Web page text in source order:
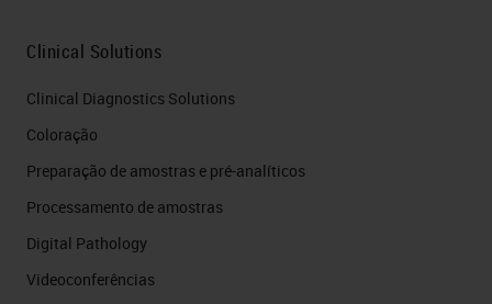
Clinical Solutions
Clinical Diagnostics Solutions
Coloração
Preparação de amostras e pré-analíticos
Processamento de amostras
Digital Pathology
Videoconferências